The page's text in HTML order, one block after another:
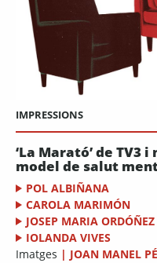
IMPRESSIONS
‘La Marató’ de TV3
model de salut
POL ALBIÑANA
CAROLA MARIMÓN
JOSEP MARIA ORDÓÑEZ
IOLANDA VIVES
Imatges | JOAN MANEL